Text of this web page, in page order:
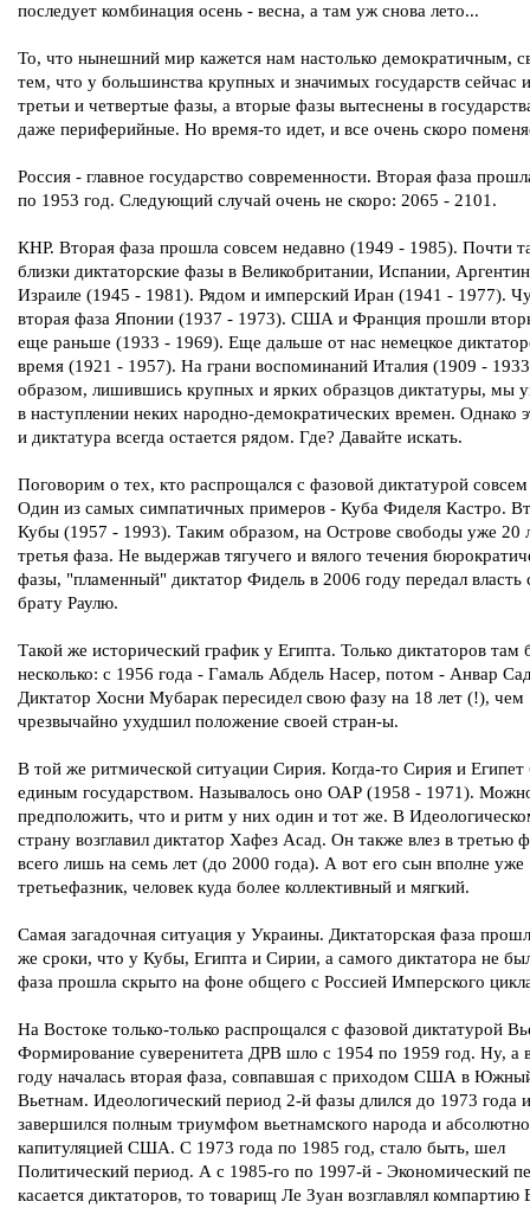
последует комбинация осень - весна, а там уж снова лето...
То, что нынешний мир кажется нам настолько демократичным,
тем, что у большинства крупных и значимых государств сейчас
третьи и четвертые фазы, а вторые фазы вытеснены в
даже периферийные. Но время-то идет, и все очень скоро
Россия - главное государство современности. Вторая фаза
по 1953 год. Следующий случай очень не скоро: 2065 - 2101.
КНР. Вторая фаза прошла совсем недавно (1949 - 1985). Почти
близки диктаторские фазы в Великобритании, Испании,
Израиле (1945 - 1981). Рядом и имперский Иран (1941 - 1977).
вторая фаза Японии (1937 - 1973). США и Франция прошли
еще раньше (1933 - 1969). Еще дальше от нас немецкое
время (1921 - 1957). На грани воспоминаний Италия (1909 -
образом, лишившись крупных и ярких образцов диктатуры, мы
в наступлении неких народно-демократических времен. Однако
и диктатура всегда остается рядом. Где? Давайте искать.
Поговорим о тех, кто распрощался с фазовой диктатурой
Один из самых симпатичных примеров - Куба Фиделя Кастро.
Кубы (1957 - 1993). Таким образом, на Острове свободы уже 20
третья фаза. Не выдержав тягучего и вялого течения
фазы, "пламенный" диктатор Фидель в 2006 году передал власть
брату Раулю.
Такой же исторический график у Египта. Только диктаторов там
несколько: с 1956 года - Гамаль Абдель Насер, потом - Анвар
Диктатор Хосни Мубарак пересидел свою фазу на 18 лет (!), чем
чрезвычайно ухудшил положение своей стран-ы.
В той же ритмической ситуации Сирия. Когда-то Сирия и Египет
единым государством. Называлось оно ОАР (1958 - 1971).
предположить, что и ритм у них один и тот же. В
страну возглавил диктатор Хафез Асад. Он также влез в третью
всего лишь на семь лет (до 2000 года). А вот его сын вполне уже
третьефазник, человек куда более коллективный и мягкий.
Самая загадочная ситуация у Украины. Диктаторская фаза
же сроки, что у Кубы, Египта и Сирии, а самого диктатора не
фаза прошла скрыто на фоне общего с Россией Имперского
На Востоке только-только распрощался с фазовой диктатурой
Формирование суверенитета ДРВ шло с 1954 по 1959 год. Ну, а
году началась вторая фаза, совпавшая с приходом США в
Вьетнам. Идеологический период 2-й фазы длился до 1973 года и
завершился полным триумфом вьетнамского народа и
капитуляцией США. С 1973 года по 1985 год, стало быть, шел
Политический период. А с 1985-го по 1997-й - Экономический
касается диктаторов, то товарищ Ле Зуан возглавлял компартию